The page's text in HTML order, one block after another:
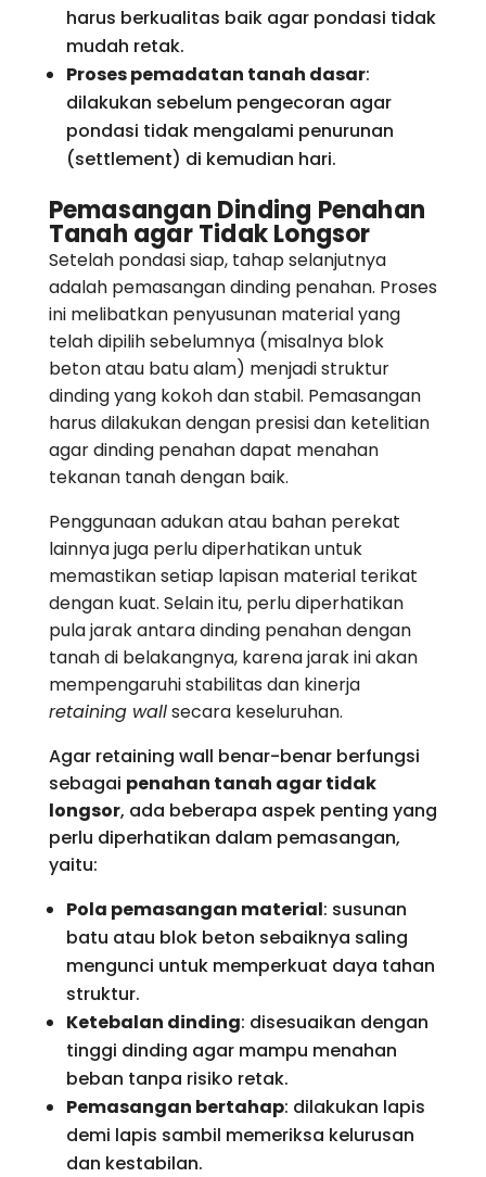
harus berkualitas baik agar pondasi tidak
mudah retak.
Proses pemadatan tanah dasar:
dilakukan sebelum pengecoran agar
pondasi tidak mengalami penurunan
(settlement) di kemudian hari.
Pemasangan Dinding Penahan
Tanah agar Tidak Longsor
Setelah pondasi siap, tahap selanjutnya
adalah pemasangan dinding penahan. Proses
ini melibatkan penyusunan material yang
telah dipilih sebelumnya (misalnya blok
beton atau batu alam) menjadi struktur
dinding yang kokoh dan stabil. Pemasangan
harus dilakukan dengan presisi dan ketelitian
agar dinding penahan dapat menahan
tekanan tanah dengan baik.
Penggunaan adukan atau bahan perekat
lainnya juga perlu diperhatikan untuk
memastikan setiap lapisan material terikat
dengan kuat. Selain itu, perlu diperhatikan
pula jarak antara dinding penahan dengan
tanah di belakangnya, karena jarak ini akan
mempengaruhi stabilitas dan kinerja
retaining wallsecara keseluruhan.
Agar retaining wall benar-benar berfungsi
sebagai penahan tanah agar tidak
longsor, ada beberapa aspek penting yang
perlu diperhatikan dalam pemasangan,
yaitu:
Pola pemasangan material: susunan
batu atau blok beton sebaiknya saling
mengunci untuk memperkuat daya tahan
struktur.
Ketebalan dinding: disesuaikan dengan
tinggi dinding agar mampu menahan
beban tanpa risiko retak.
Pemasangan bertahap: dilakukan lapis
demi lapis sambil memeriksa kelurusan
dan kestabilan.